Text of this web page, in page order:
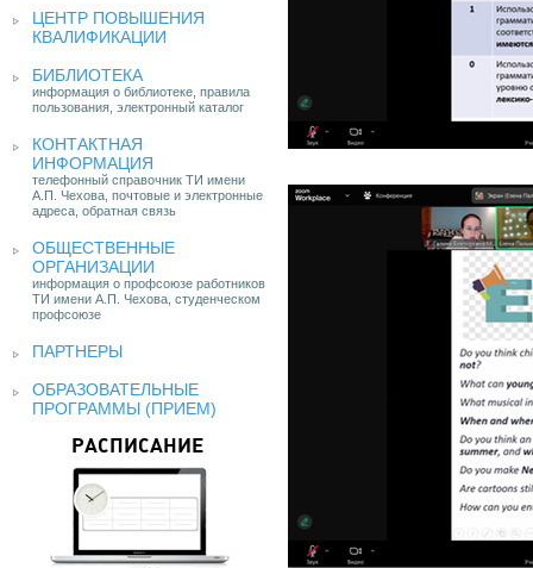
ЦЕНТР ПОВЫШЕНИЯ
КВАЛИФИКАЦИИ
БИБЛИОТЕКА
информация о библиотеке, правила
пользования, электронный каталог
КОНТАКТНАЯ
ИНФОРМАЦИЯ
телефонный справочник ТИ имени
А.П. Чехова, почтовые и электронные
адреса, обратная связь
ОБЩЕСТВЕННЫЕ
ОРГАНИЗАЦИИ
информация о профсоюзе работников
ТИ имени А.П. Чехова, студенческом
профсоюзе
ПАРТНЕРЫ
ОБРАЗОВАТЕЛЬНЫЕ
ПРОГРАММЫ (ПРИЕМ)
РАСПИСАНИЕ